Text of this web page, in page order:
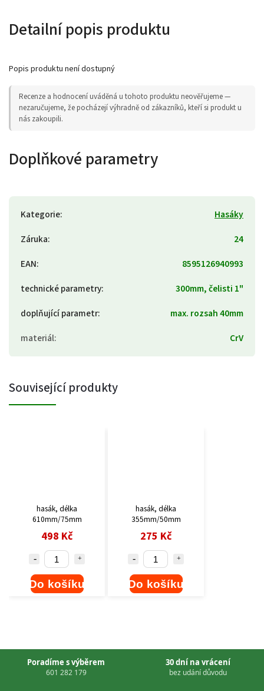
Detailní popis produktu
Popis produktu není dostupný
Recenze a hodnocení uváděná u tohoto produktu neověřujeme —
nezaručujeme, že pocházejí výhradně od zákazníků, kteří si produkt u
nás zakoupili.
Doplňkové parametry
Kategorie:
Hasáky
Záruka:
24
EAN:
8595126940993
technické parametry:
300mm, čelisti 1"
doplňující parametr:
max. rozsah 40mm
materiál: CrV
Související produkty
hasák, délka
610mm/75mm
498 Kč
Do košíku
hasák, délka
355mm/50mm
275 Kč
Do košíku
Poradíme s výběrem
601 282 179
30 dní na vrácení
bez udání důvodu